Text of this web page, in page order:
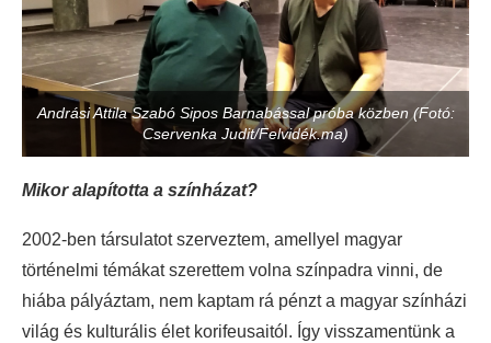
Andrási Attila Szabó Sipos Barnabással próba közben (Fotó:
Cservenka Judit/Felvidék.ma)
Mikor alapította a színházat?
2002-ben társulatot szerveztem, amellyel magyar
történelmi témákat szerettem volna színpadra vinni, de
hiába pályáztam, nem kaptam rá pénzt a magyar színházi
világ és kulturális élet korifeusaitól. Így visszamentünk a